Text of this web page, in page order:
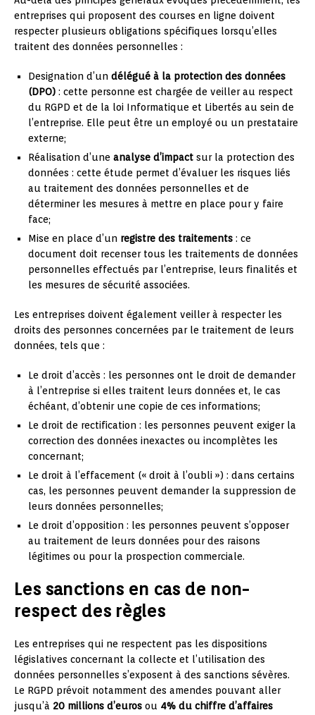
entreprises qui proposent des courses en ligne doivent
respecter plusieurs obligations spécifiques lorsqu’elles
traitent des données personnelles :
Designation d’un délégué à la protection des données
(DPO) : cette personne est chargée de veiller au respect
du RGPD et de la loi Informatique et Libertés au sein de
l’entreprise. Elle peut être un employé ou un prestataire
externe;
Réalisation d’une analyse d’impact sur la protection des
données : cette étude permet d’évaluer les risques liés
au traitement des données personnelles et de
déterminer les mesures à mettre en place pour y faire
face;
Mise en place d’un registre des traitements : ce
document doit recenser tous les traitements de données
personnelles effectués par l’entreprise, leurs finalités et
les mesures de sécurité associées.
Les entreprises doivent également veiller à respecter les
droits des personnes concernées par le traitement de leurs
données, tels que :
Le droit d’accès : les personnes ont le droit de demander
à l’entreprise si elles traitent leurs données et, le cas
échéant, d’obtenir une copie de ces informations;
Le droit de rectification : les personnes peuvent exiger la
correction des données inexactes ou incomplètes les
concernant;
Le droit à l’effacement (« droit à l’oubli ») : dans certains
cas, les personnes peuvent demander la suppression de
leurs données personnelles;
Le droit d’opposition : les personnes peuvent s’opposer
au traitement de leurs données pour des raisons
légitimes ou pour la prospection commerciale.
Les sanctions en cas de non-
respect des règles
Les entreprises qui ne respectent pas les dispositions
législatives concernant la collecte et l’utilisation des
données personnelles s’exposent à des sanctions sévères.
Le RGPD prévoit notamment des amendes pouvant aller
jusqu’à 20 millions d’euros ou 4% du chiffre d’affaires